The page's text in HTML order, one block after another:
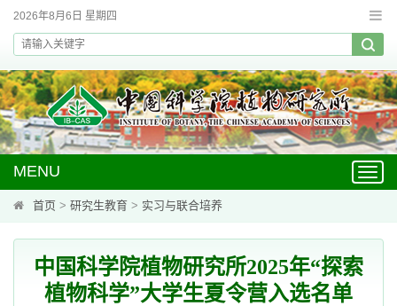
2026年8月6日 星期四
MENU
首页 > 研究生教育 > 实习与联合培养
中国科学院植物研究所2025年“探索
植物科学”大学生夏令营入选名单